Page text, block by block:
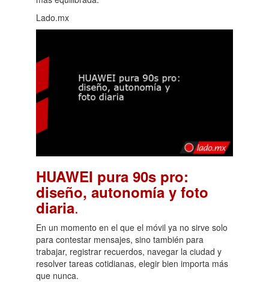
Lado.mx
HUAWEI pura 90s pro:
diseño, autonomía y foto
diaria.
En un momento en el que el móvil ya no sirve solo
para contestar mensajes, sino también para
trabajar, registrar recuerdos, navegar la ciudad y
resolver tareas cotidianas, elegir bien importa más
que nunca.